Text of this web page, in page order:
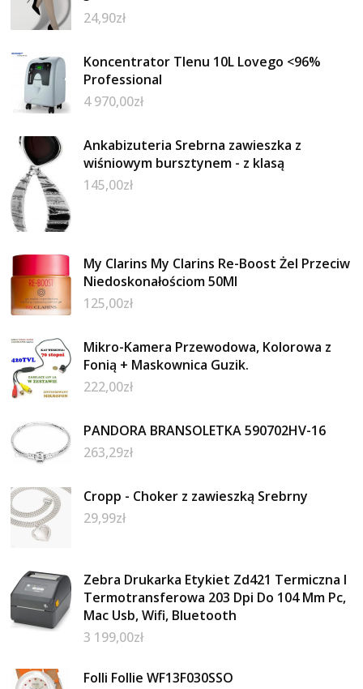
24,90zł
Koncentrator Tlenu 10L Lovego <96%
Professional
4 970,00zł
Ankabizuteria Srebrna zawieszka z
wiśniowym bursztynem - z klasą
145,00zł
My Clarins My Clarins Re-Boost Żel Przeciw
Niedoskonałościom 50Ml
125,00zł
Mikro-Kamera Przewodowa, Kolorowa z
Fonią + Maskownica Guzik.
222,00zł
PANDORA BRANSOLETKA 590702HV-16
263,29zł
Cropp - Choker z zawieszką Srebrny
29,99zł
Zebra Drukarka Etykiet Zd421 Termiczna I
Termotransferowa 203 Dpi Do 104 Mm Pc,
Mac Usb, Wifi, Bluetooth
3 199,00zł
Folli Follie WF13F030SSO